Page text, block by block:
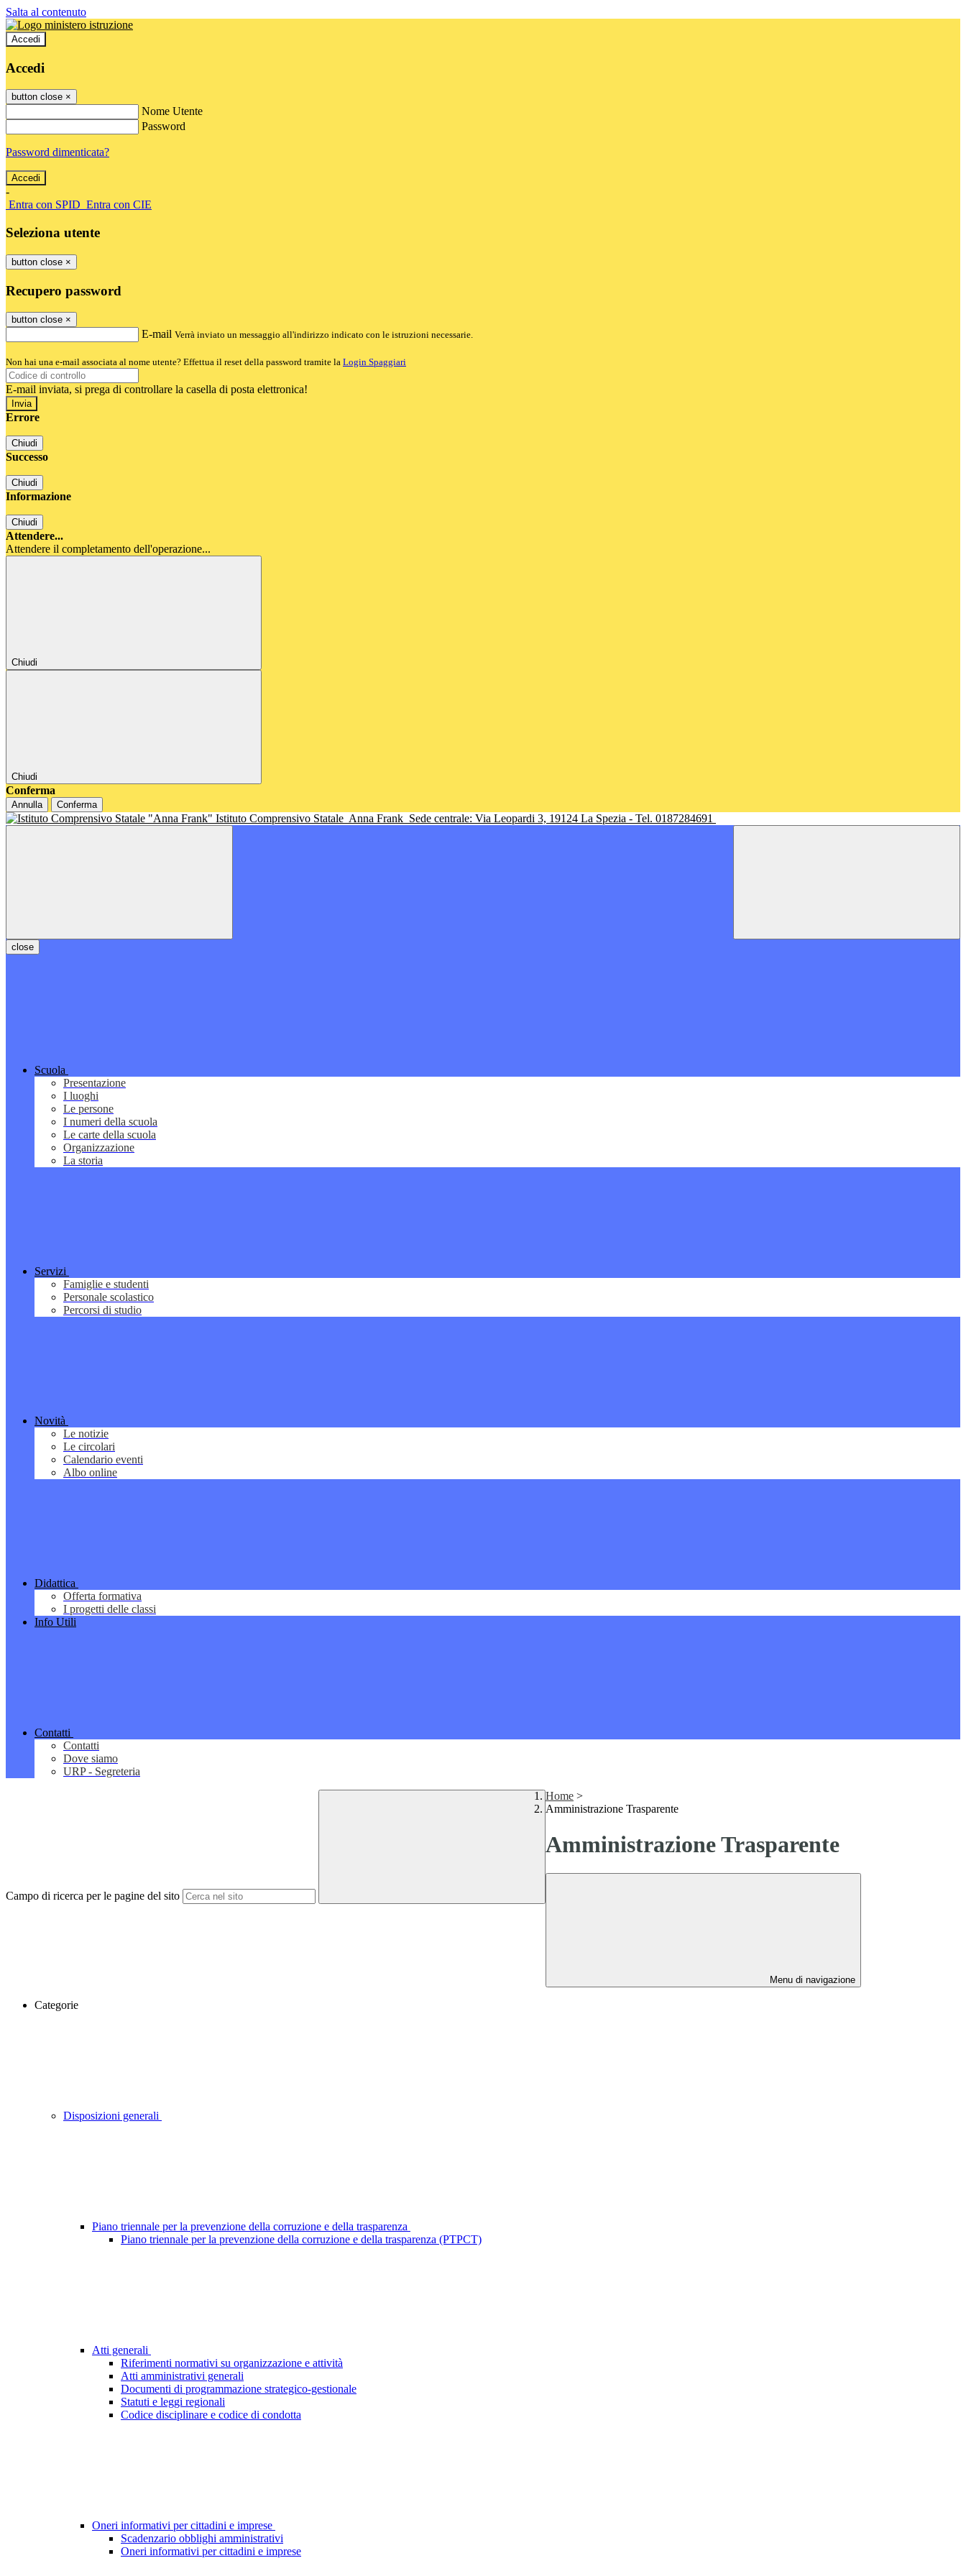
Salta al contenuto
Accedi
Accedi
button close ×
Nome Utente
Password
Password dimenticata?
-
Entra con SPID Entra con CIE
Seleziona utente
button close ×
Recupero password
button close ×
E-mail Verrà inviato un messaggio all'indirizzo indicato con le istruzioni necessarie.
Non hai una e-mail associata al nome utente? Effettua il reset della password tramite la Login Spaggiari
E-mail inviata, si prega di controllare la casella di posta elettronica!
Errore
Chiudi
Successo
Chiudi
Informazione
Chiudi
Attendere...
Attendere il completamento dell'operazione...
Chiudi
Chiudi
Conferma
Annulla Conferma
Istituto Comprensivo Statale Anna Frank Sede centrale: Via Leopardi 3, 19124 La Spezia - Tel. 0187284691
close
Scuola
Presentazione
I luoghi
Le persone
I numeri della scuola
Le carte della scuola
Organizzazione
La storia
Servizi
Famiglie e studenti
Personale scolastico
Percorsi di studio
Novità
Le notizie
Le circolari
Calendario eventi
Albo online
Didattica
Offerta formativa
I progetti delle classi
Info Utili
Contatti
Contatti
Dove siamo
URP - Segreteria
Campo di ricerca per le pagine del sito
Home >
Amministrazione Trasparente
Amministrazione Trasparente
Menu di navigazione
Categorie
Disposizioni generali
Piano triennale per la prevenzione della corruzione e della trasparenza
Piano triennale per la prevenzione della corruzione e della trasparenza (PTPCT)
Atti generali
Riferimenti normativi su organizzazione e attività
Atti amministrativi generali
Documenti di programmazione strategico-gestionale
Statuti e leggi regionali
Codice disciplinare e codice di condotta
Oneri informativi per cittadini e imprese
Scadenzario obblighi amministrativi
Oneri informativi per cittadini e imprese